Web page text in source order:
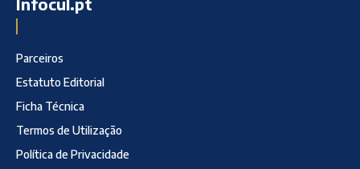
Parceiros
Estatuto Editorial
Ficha Técnica
Termos de Utilização
Política de Privacidade